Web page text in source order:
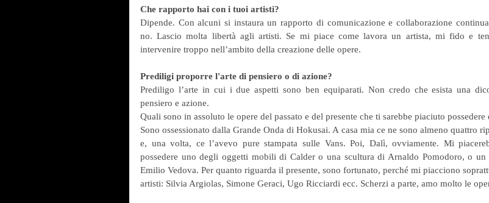
Che rapporto hai con i tuoi artisti?
Dipende. Con alcuni si instaura un rapporto di comunicazione e collaborazione
no. Lascio molta libertà agli artisti. Se mi piace come lavora un artista, mi fido e
intervenire troppo nell’ambito della creazione delle opere.
Prediligi proporre l'arte di pensiero o di azione?
Prediligo l’arte in cui i due aspetti sono ben equiparati. Non credo che esista una
pensiero e azione.
Quali sono in assoluto le opere del passato e del presente che ti sarebbe piaciuto possedere
Sono ossessionato dalla Grande Onda di Hokusai. A casa mia ce ne sono almeno quattro
e, una volta, ce l’avevo pure stampata sulle Vans. Poi, Dalì, ovviamente. Mi
possedere uno degli oggetti mobili di Calder o una scultura di Arnaldo Pomodoro, o
Emilio Vedova. Per quanto riguarda il presente, sono fortunato, perché mi piacciono
artisti: Silvia Argiolas, Simone Geraci, Ugo Ricciardi ecc. Scherzi a parte, amo molto le